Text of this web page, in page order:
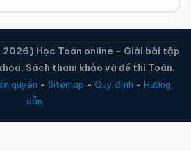
Học Toán online - Giải bài tập
Sách tham khảo và đề thi Toán.
quyền - Sitemap - Quy định - Hướng
dẫn.